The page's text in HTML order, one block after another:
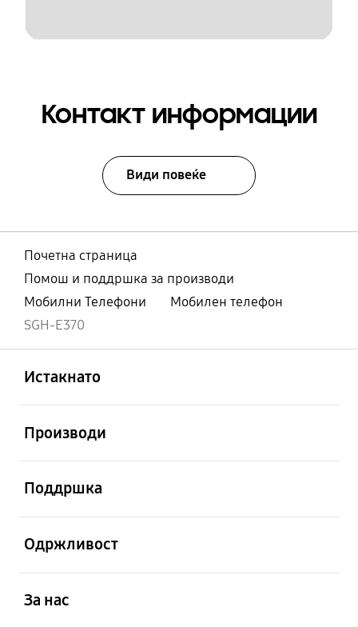
Контакт информации
Види повеќе
Почетна страница
Помош и поддршка за производи
Мобилни Телефони
Мобилен телефон
SGH-E370
Истакнато
Производи
Поддршка
Одржливост
За нас